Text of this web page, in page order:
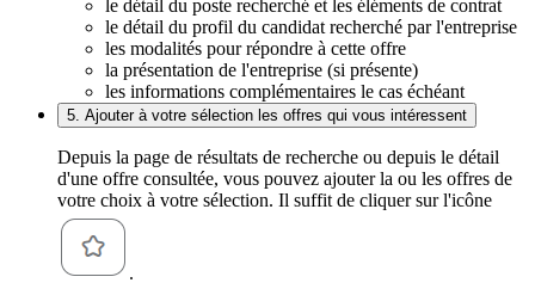
le détail du poste recherché et les éléments de contrat
le détail du profil du candidat recherché par l'entreprise
les modalités pour répondre à cette offre
la présentation de l'entreprise (si présente)
les informations complémentaires le cas échéant
5. Ajouter à votre sélection les offres qui vous intéressent
Depuis la page de résultats de recherche ou depuis le détail
d'une offre consultée, vous pouvez ajouter la ou les offres de
votre choix à votre sélection. Il suffit de cliquer sur l'icône
.